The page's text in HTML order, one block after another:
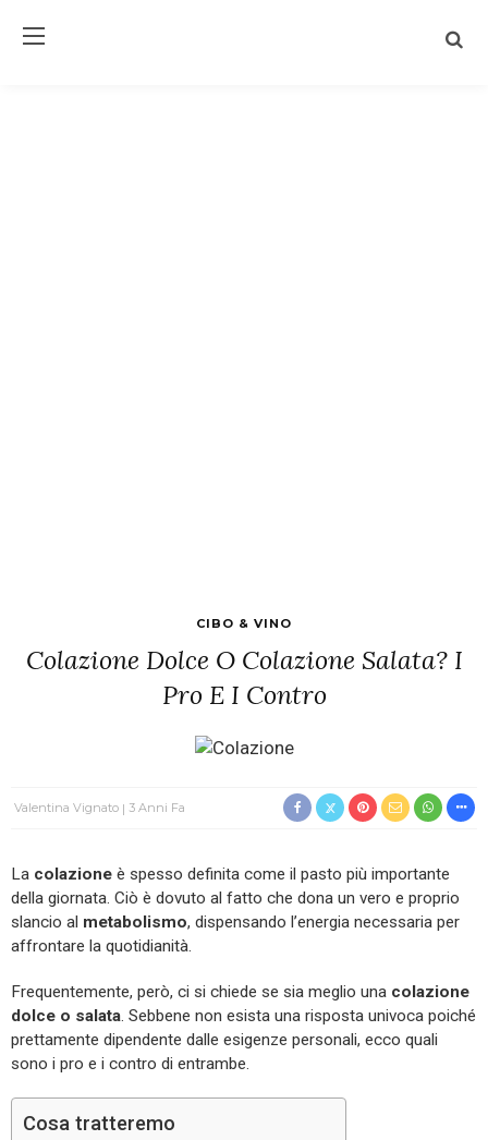
CIBO & VINO
Colazione Dolce O Colazione Salata? I
Pro E I Contro
Valentina Vignato 3 Anni Fa
La colazione è spesso definita come il pasto più importante
della giornata. Ciò è dovuto al fatto che dona un vero e proprio
slancio al metabolismo, dispensando l’energia necessaria per
affrontare la quotidianità.
Frequentemente, però, ci si chiede se sia meglio una colazione
dolce o salata. Sebbene non esista una risposta univoca poiché
prettamente dipendente dalle esigenze personali, ecco quali
sono i pro e i contro di entrambe.
Cosa tratteremo